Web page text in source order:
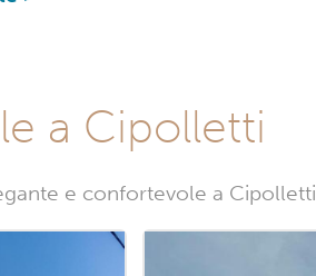
a Cipolletti
e confortevole a Cipolletti